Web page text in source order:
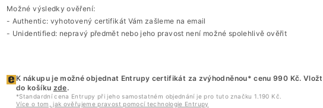
Možné výsledky ověření:
- Authentic: vyhotovený certifikát Vám zašleme na email
- Unidentified: nepravý předmět nebo jeho pravost není možné spolehlivě ověřit
K nákupu je možné objednat Entrupy certifikát za zvýhodněnou* cenu 990 Kč.
do košíku zde.
*Standardní cena Entrupy při jeho samostatném objednání je pro tuto značku 1.190 Kč.
Více o tom, jak ověřujeme pravost pomocí technologie Entrupy